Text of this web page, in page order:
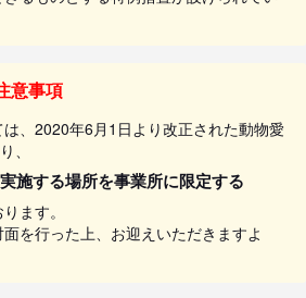
意事項
、2020年6月1日より改正された動物愛
、
施する場所を事業所に限定する
ます。
を行った上、お迎えいただきますよ